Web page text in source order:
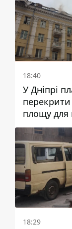
18:40
У Дніпрі
площу для
ремонту
влучила
терміни
18:29